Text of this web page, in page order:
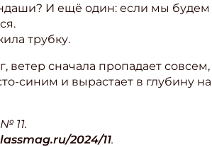
И ещё один: если мы
трубку.
ветер сначала пропадает
синим и вырастает в глубину
11.
2024/11.